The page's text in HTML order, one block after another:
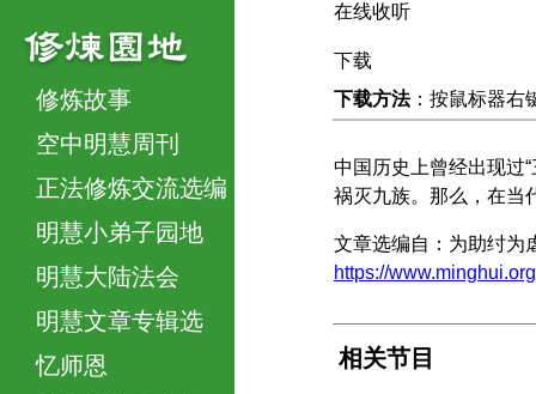
修炼故事
空中明慧周刊
正法修炼交流选编
明慧小弟子园地
明慧大陆法会
明慧文章专辑选
忆师恩
在线收听
下载
下载方法：按鼠标器右
中国历史上曾经出现过
祸灭九族。那么，在当
文章选编自：为助纣为
https://
相关节目